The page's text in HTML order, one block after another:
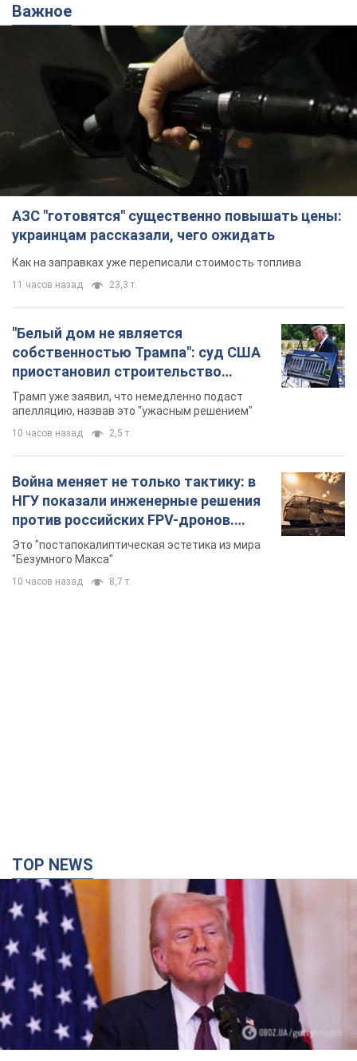
Важное
АЗС "готовятся" существенно повышать цены:
украинцам рассказали, чего ожидать
Как на заправках уже переписали стоимость топлива
11 часов назад 23,3 т.
"Белый дом не является
собственностью Трампа": суд США
приостановил строительство
бального зала стоимостью 400 млн
долларов
Трамп уже заявил, что немедленно подаст
апелляцию, назвав это "ужасным решением"
10 часов назад 2,5 т.
Война меняет не только тактику: в
НГУ показали инженерные решения
против российских FPV-дронов.
Фото
Это "постапокалиптическая эстетика из мира
"Безумного Макса"
10 часов назад 8,7 т.
TOP NEWS